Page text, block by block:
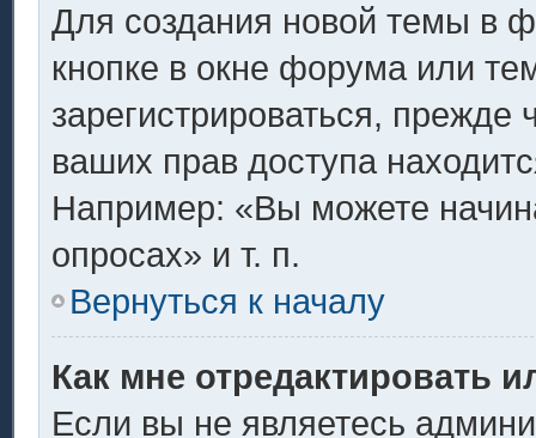
Для создания новой темы в
кнопке в окне форума или
зарегистрироваться,
ваших прав доступа
Например: «Вы можете
опросах» и т. п.
Вернуться к началу
Как мне отредактировать
Если вы не являетесь